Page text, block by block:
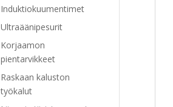
Induktiokuumentimet
Ultraäänipesurit
Korjaamon
pientarvikkeet
Raskaan kaluston
työkalut